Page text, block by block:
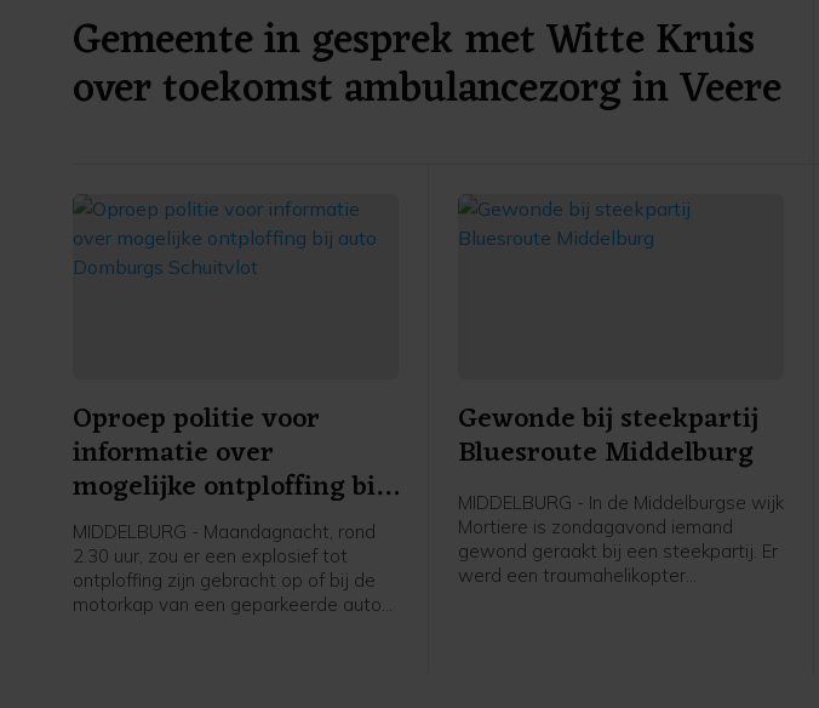
Gemeente in gesprek met Witte Kruis
over toekomst ambulancezorg in Veere
Oproep politie voor
informatie over
mogelijke ontploffing bij
auto Domburgs
Schuitvlot
MIDDELBURG - Maandagnacht, rond
2.30 uur, zou er een explosief tot
ontploffing zijn gebracht op of bij de
motorkap van een geparkeerde auto
Gewonde bij steekpartij
Bluesroute Middelburg
MIDDELBURG - In de Middelburgse wijk
Mortiere is zondagavond iemand
gewond geraakt bij een steekpartij. Er
werd een traumahelikopter